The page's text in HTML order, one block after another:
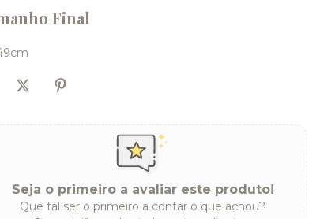
Final
Seja o primeiro a avaliar este produto!
Que tal ser o primeiro a contar o que achou?